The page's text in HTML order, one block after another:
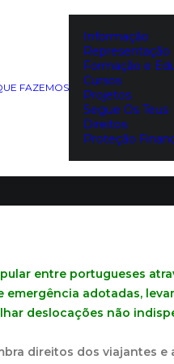
FAZEMOS
Informação
Representação
Formação e
Cursos
Projetos
Segue Os Teus
Direitos
Proteção
entre portugueses
emergência adotadas,
deslocações não
direitos dos viajantes